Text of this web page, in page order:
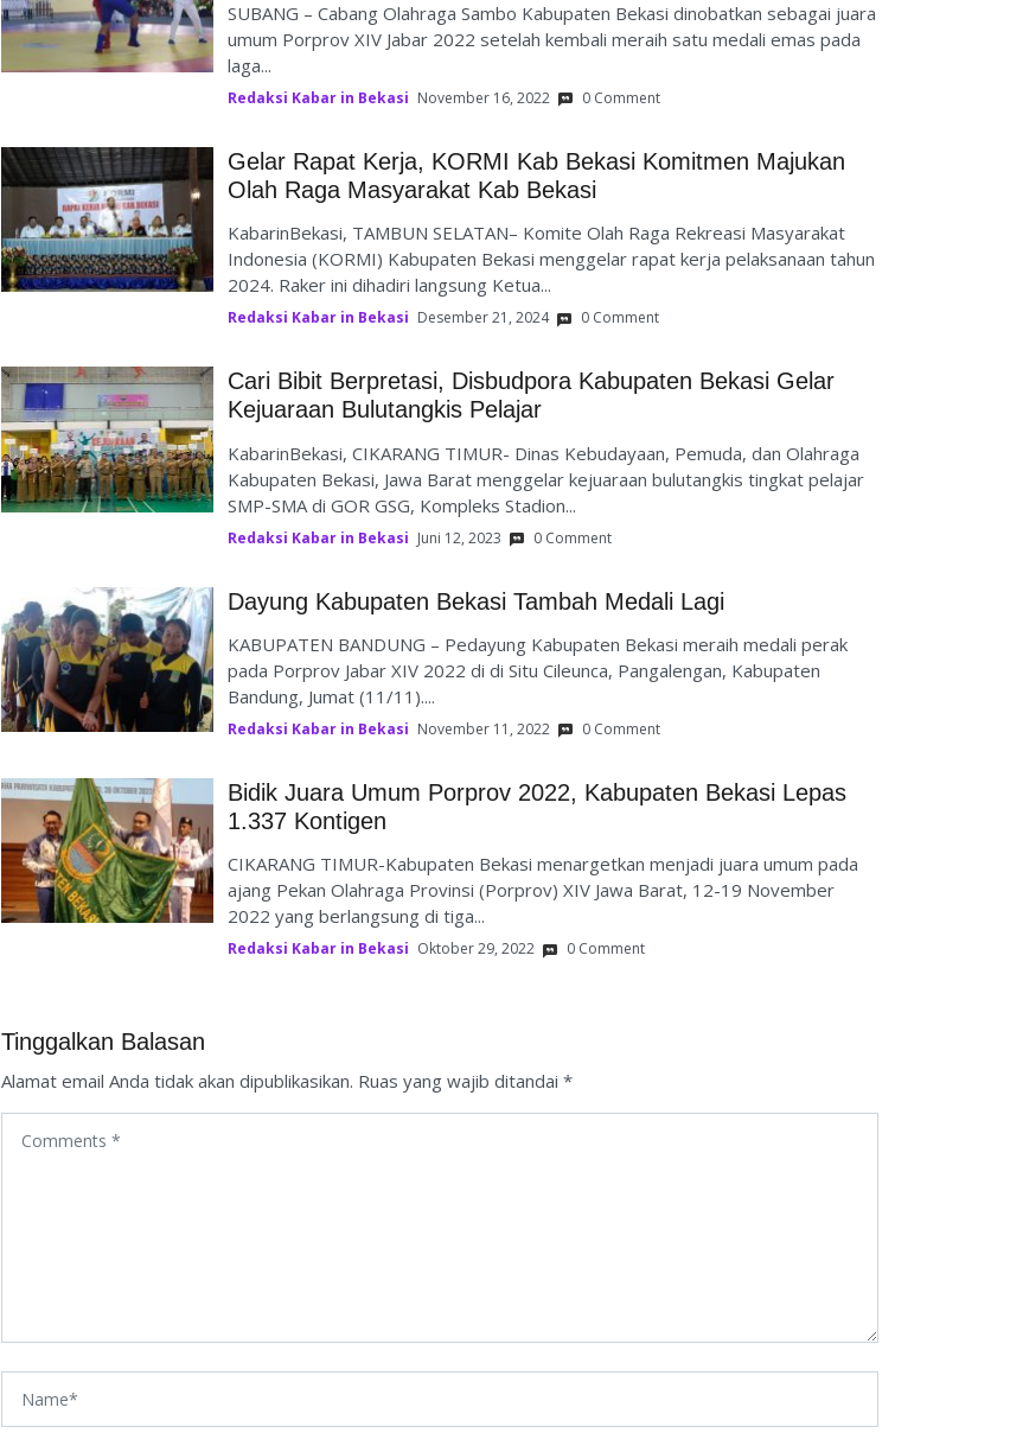
SUBANG – Cabang Olahraga Sambo Kabupaten Bekasi dinobatkan sebagai juara
umum Porprov XIV Jabar 2022 setelah kembali meraih satu medali emas pada
laga...
Redaksi Kabar in Bekasi November 16, 2022 0 Comment
Gelar Rapat Kerja, KORMI Kab Bekasi Komitmen Majukan
Olah Raga Masyarakat Kab Bekasi
KabarinBekasi, TAMBUN SELATAN– Komite Olah Raga Rekreasi Masyarakat
Indonesia (KORMI) Kabupaten Bekasi menggelar rapat kerja pelaksanaan tahun
2024. Raker ini dihadiri langsung Ketua...
Redaksi Kabar in Bekasi Desember 21, 2024 0 Comment
Cari Bibit Berpretasi, Disbudpora Kabupaten Bekasi Gelar
Kejuaraan Bulutangkis Pelajar
KabarinBekasi, CIKARANG TIMUR- Dinas Kebudayaan, Pemuda, dan Olahraga
Kabupaten Bekasi, Jawa Barat menggelar kejuaraan bulutangkis tingkat pelajar
SMP-SMA di GOR GSG, Kompleks Stadion...
Redaksi Kabar in Bekasi Juni 12, 2023 0 Comment
Dayung Kabupaten Bekasi Tambah Medali Lagi
KABUPATEN BANDUNG – Pedayung Kabupaten Bekasi meraih medali perak
pada Porprov Jabar XIV 2022 di di Situ Cileunca, Pangalengan, Kabupaten
Bandung, Jumat (11/11)....
Redaksi Kabar in Bekasi November 11, 2022 0 Comment
Bidik Juara Umum Porprov 2022, Kabupaten Bekasi Lepas
1.337 Kontigen
CIKARANG TIMUR-Kabupaten Bekasi menargetkan menjadi juara umum pada
ajang Pekan Olahraga Provinsi (Porprov) XIV Jawa Barat, 12-19 November
2022 yang berlangsung di tiga...
Redaksi Kabar in Bekasi Oktober 29, 2022 0 Comment
Tinggalkan Balasan
Alamat email Anda tidak akan dipublikasikan. Ruas yang wajib ditandai *